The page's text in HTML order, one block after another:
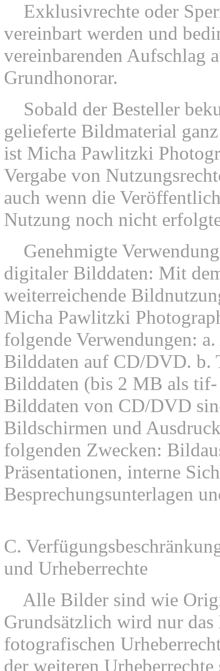
Exklusivrechte oder
vereinbart werden und
vereinbarenden Aufschlag
Grundhonorar.
Sobald der Besteller
gelieferte Bildmaterial
ist Micha Pawlitzki
Vergabe von
auch wenn die
Nutzung noch nicht
Genehmigte
digitaler Bilddaten: Mit
weiterreichende
Micha Pawlitzki
folgende Verwendungen:
Bilddaten auf CD/DVD. b.
Bilddaten (bis 2 MB als
Bilddaten von CD/DVD
Bildschirmen und
folgenden Zwecken:
Präsentationen, interne
Besprechungsunterlagen
C.
und Urheberrechte
Alle Bilder sind wie
Grundsätzlich wird nur das
fotografischen
der weiteren